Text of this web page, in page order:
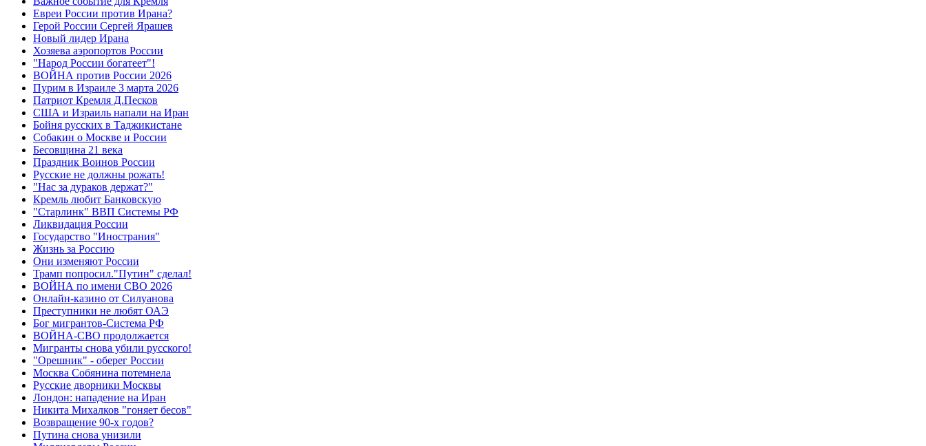
Евреи России против Ирана?
Герой России Сергей Ярашев
Новый лидер Ирана
Хозяева аэропортов России
"Народ России богатеет"!
ВОЙНА против России 2026
Пурим в Израиле 3 марта 2026
Патриот Кремля Д.Песков
США и Израиль напали на Иран
Бойня русских в Таджикистане
Собакин о Москве и России
Бесовщина 21 века
Праздник Воинов России
Русские не должны рожать!
"Нас за дураков держат?"
Кремль любит Банковскую
"Старлинк" ВВП Системы РФ
Ликвидация России
Государство "Инострания"
Жизнь за Россию
Они изменяют России
Трамп попросил."Путин" сделал!
ВОЙНА по имени СВО 2026
Онлайн-казино от Силуанова
Преступники не любят ОАЭ
Бог мигрантов-Система РФ
ВОЙНА-СВО продолжается
Мигранты снова убили русского!
"Орешник" - оберег России
Москва Собянина потемнела
Русские дворники Москвы
Лондон: нападение на Иран
Никита Михалков "гоняет бесов"
Возвращение 90-х годов?
Путина снова унизили